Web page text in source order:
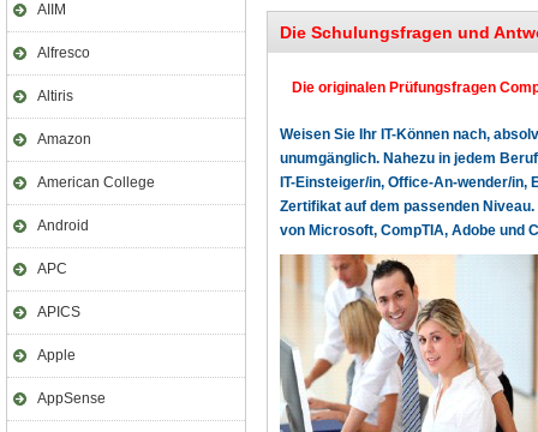
AIIM
Alfresco
Altiris
Amazon
American College
Android
APC
APICS
Apple
AppSense
Die Schulungsfragen und
Die originalen Prüfungsfragen
Weisen Sie Ihr IT-Können nach,
unumgänglich. Nahezu in jedem
IT-Einsteiger/in, Office-An-wender/
Zertifikat auf dem passenden
von Microsoft, CompTIA, Adobe und